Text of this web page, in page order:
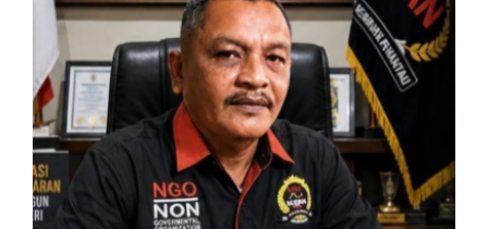
k p er k